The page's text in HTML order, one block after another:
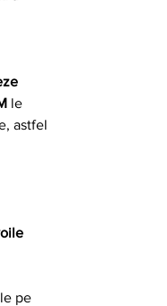
le
astfel
pe